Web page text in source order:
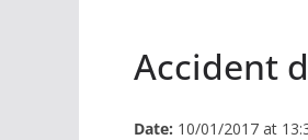
Accident
Date: 10/01/2017 at